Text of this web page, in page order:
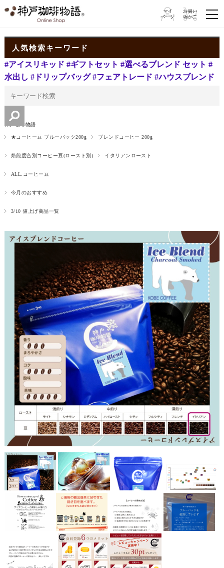
人気検索キーワード
#アイスリキッド #ギフトセット #選べるブレンド セット #
水出し #ドリップバッグ #フェアトレード #ハウスブレンド
神戸珈琲物語
★コーヒー豆 ブルーパック200g ブレンドコーヒー 200g
焙煎度合別コーヒー豆(ロースト別) イタリアンロースト
ALL.コーヒー豆
今月のおすすめ
3/10 値上げ商品一覧